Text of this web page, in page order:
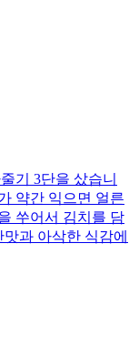
기 3단을 샀습니
약간 익으면 얼른
쑤어서 김치를 담
과 아삭한 식감에